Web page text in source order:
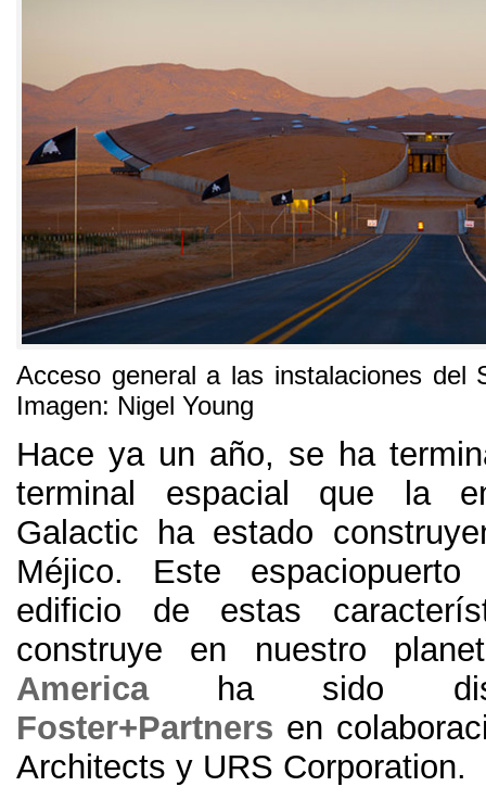
Acceso general a las instalaciones del
Imagen: Nigel Young
Hace ya un año, se ha
terminal espacial que la
Galactic ha estado
Méjico. Este
edificio de estas
construye en nuestro
America
ha sido
Foster+Partners en
Architects y URS Corporation.